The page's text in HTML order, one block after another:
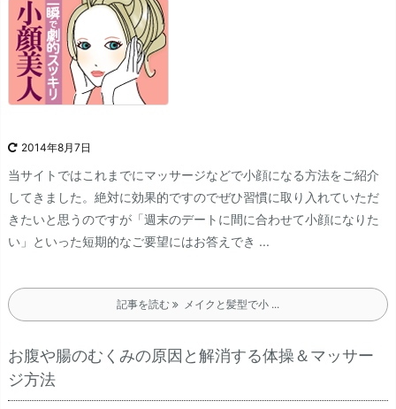
2014年8月7日
当サイトではこれまでにマッサージなどで小顔になる方法をご紹介
してきました。 絶対に効果的ですのでぜひ習慣に取り入れていただ
きたいと思うのですが「週末のデートに間に合わせて小顔になりた
い」といった短期的なご要望にはお答えでき ...
記事を読む メイクと髪型で小 ...
お腹や腸のむくみの原因と解消する体操＆マッサー
ジ方法